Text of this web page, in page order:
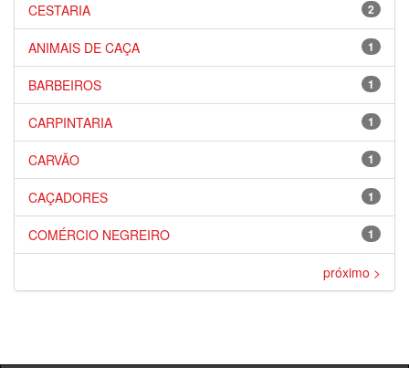
2
CESTARIA
1
ANIMAIS DE CAÇA
1
BARBEIROS
1
CARPINTARIA
1
CARVÃO
1
CAÇADORES
1
COMÉRCIO NEGREIRO
próximo >